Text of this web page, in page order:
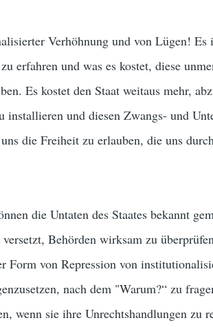
Verhöhnung und von Lügen! Es
erfahren und was es kostet, diese
Es kostet den Staat weitaus mehr,
installieren und diesen Zwangs- und
die Freiheit zu erlauben, die uns
die Untaten des Staates bekannt
Behörden wirksam zu
Form von Repression von
nach dem "Warum?“ zu
wenn sie ihre Unrechtshandlungen zu